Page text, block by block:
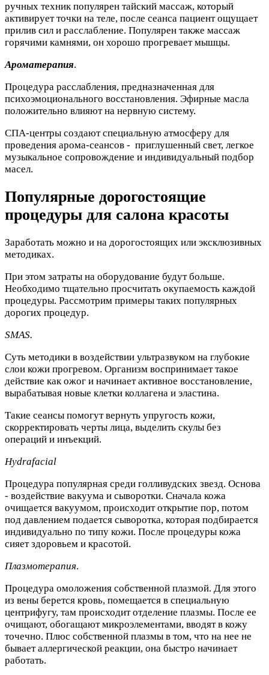
ручных техник популярен тайский массаж, который
активирует точки на теле, после сеанса пациент ощущает
прилив сил и расслабление. Популярен также массаж
горячими камнями, он хорошо прогревает мышцы.
Ароматерапия.
Процедура расслабления, предназначенная для
психоэмоционального восстановления. Эфирные масла
положительно влияют на нервную систему.
СПА-центры создают специальную атмосферу для
проведения арома-сеансов - приглушенный свет, легкое
музыкальное сопровождение и индивидуальный подбор
масел.
Популярные дорогостоящие
процедуры для салона красоты
Заработать можно и на дорогостоящих или эксклюзивных
методиках.
При этом затраты на оборудование будут больше.
Необходимо тщательно просчитать окупаемость каждой
процедуры. Рассмотрим примеры таких популярных
дорогих процедур.
SMAS.
Суть методики в воздействии ультразвуком на глубокие
слои кожи прогревом. Организм воспринимает такое
действие как ожог и начинает активное восстановление,
вырабатывая новые клетки коллагена и эластина.
Такие сеансы помогут вернуть упругость кожи,
скорректировать черты лица, выделить скулы без
операций и инъекций.
Hydrafacial
Процедура популярная среди голливудских звезд. Основа
- воздействие вакуума и сыворотки. Сначала кожа
очищается вакуумом, происходит открытие пор, потом
под давлением подается сыворотка, которая подбирается
индивидуально по типу кожи. После процедуры кожа
сияет здоровьем и красотой.
Плазмотерапия.
Процедура омоложения собственной плазмой. Для этого
из вены берется кровь, помещается в специальную
центрифугу, там происходит отделение плазмы. После ее
очищают, обогащают микроэлементами, вводят в кожу
точечно. Плюс собственной плазмы в том, что на нее не
бывает аллергической реакции, она быстро начинает
работать.